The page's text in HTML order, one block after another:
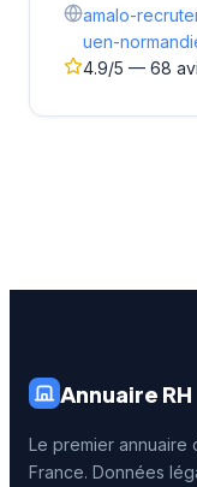
amalo-
uen-
4.9/5 — 68
Annuaire RH
Le premier annuaire
France. Données